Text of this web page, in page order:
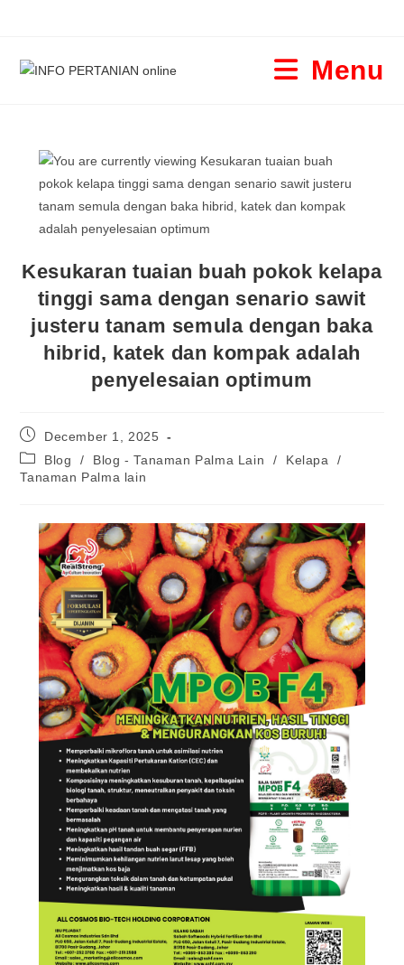
Menu
Kesukaran tuaian buah pokok kelapa
tinggi sama dengan senario sawit
justeru tanam semula dengan baka
hibrid, katek dan kompak adalah
penyelesaian optimum
December 1, 2025
Blog
/ Blog - Tanaman Palma Lain / Kelapa
/
Tanaman Palma lain